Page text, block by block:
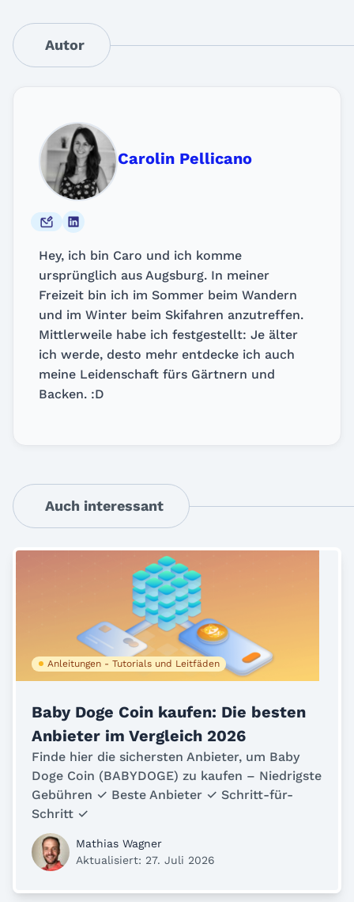
Autor
Carolin Pellicano
Hey, ich bin Caro und ich komme
ursprünglich aus Augsburg. In meiner
Freizeit bin ich im Sommer beim Wandern
und im Winter beim Skifahren anzutreffen.
Mittlerweile habe ich festgestellt: Je älter
ich werde, desto mehr entdecke ich auch
meine Leidenschaft fürs Gärtnern und
Backen. :D
Auch interessant
Anleitungen - Tutorials und Leitfäden
Baby Doge Coin kaufen: Die besten
Anbieter im Vergleich 2026
Finde hier die sichersten Anbieter, um Baby
Doge Coin (BABYDOGE) zu kaufen – Niedrigste
Gebühren ✓ Beste Anbieter ✓ Schritt-für-
Schritt ✓
Mathias Wagner
Aktualisiert: 27. Juli 2026